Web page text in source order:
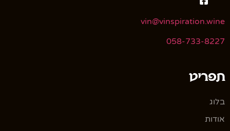
vin@vinspiration.wine
058-733-8227
תפריט
בלוג
אודות